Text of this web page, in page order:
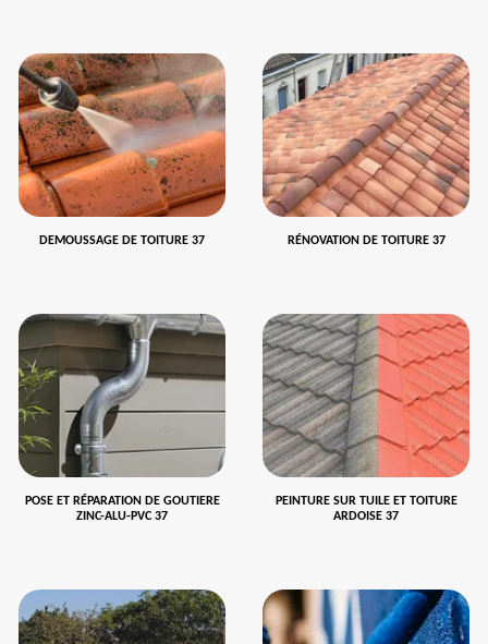
DEMOUSSAGE DE TOITURE 37 RÉNOVATION DE TOITURE 37
POSE ET RÉPARATION DE GOUTIERE
ZINC-ALU-PVC 37
PEINTURE SUR TUILE ET TOITURE
ARDOISE 37